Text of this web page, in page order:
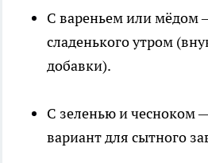
С вареньем или мёдом
сладенького утром
добавки).
С зеленью и чесноком
вариант для сытного